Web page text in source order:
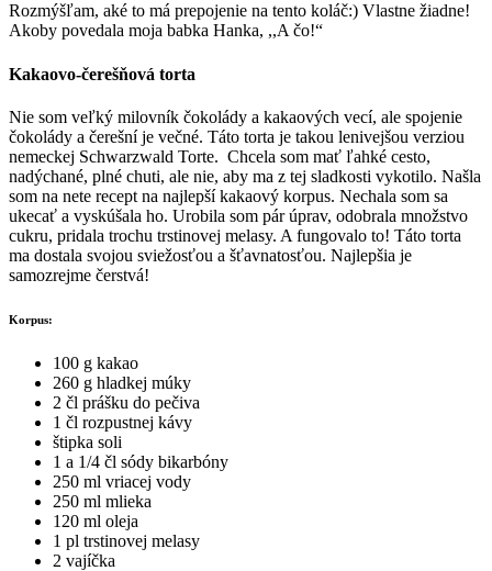
Rozmýšľam, aké to má prepojenie na tento koláč:) Vlastne žiadne!
Akoby povedala moja babka Hanka, ,,A čo!“
Kakaovo-čerešňová torta
Nie som veľký milovník čokolády a kakaových vecí, ale spojenie
čokolády a čerešní je večné. Táto torta je takou lenivejšou verziou
nemeckej Schwarzwald Torte. Chcela som mať ľahké cesto,
nadýchané, plné chuti, ale nie, aby ma z tej sladkosti vykotilo. Našla
som na nete recept na najlepší kakaový korpus. Nechala som sa
ukecať a vyskúšala ho. Urobila som pár úprav, odobrala množstvo
cukru, pridala trochu trstinovej melasy. A fungovalo to! Táto torta
ma dostala svojou sviežosťou a šťavnatosťou. Najlepšia je
samozrejme čerstvá!
Korpus:
100 g kakao
260 g hladkej múky
2 čl prášku do pečiva
1 čl rozpustnej kávy
štipka soli
1 a 1/4 čl sódy bikarbóny
250 ml vriacej vody
250 ml mlieka
120 ml oleja
1 pl trstinovej melasy
2 vajíčka